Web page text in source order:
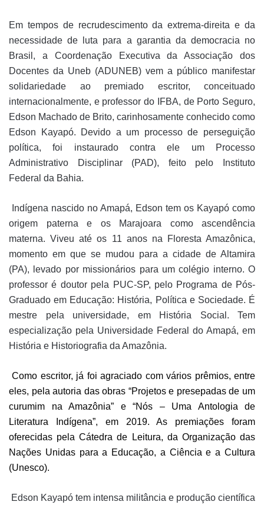
Em tempos de recrudescimento da extrema-direita e da
necessidade de luta para a garantia da democracia no
Brasil, a Coordenação Executiva da Associação dos
Docentes da Uneb (ADUNEB) vem a público manifestar
solidariedade ao premiado escritor, conceituado
internacionalmente, e professor do IFBA, de Porto Seguro,
Edson Machado de Brito, carinhosamente conhecido como
Edson Kayapó. Devido a um processo de perseguição
política, foi instaurado contra ele um Processo
Administrativo Disciplinar (PAD), feito pelo Instituto
Federal da Bahia.
Indígena nascido no Amapá, Edson tem os Kayapó como
origem paterna e os Marajoara como ascendência
materna. Viveu até os 11 anos na Floresta Amazônica,
momento em que se mudou para a cidade de Altamira
(PA), levado por missionários para um colégio interno. O
professor é doutor pela PUC-SP, pelo Programa de Pós-
Graduado em Educação: História, Política e Sociedade. É
mestre pela universidade, em História Social. Tem
especialização pela Universidade Federal do Amapá, em
História e Historiografia da Amazônia.
Como escritor, já foi agraciado com vários prêmios, entre
eles, pela autoria das obras “Projetos e presepadas de um
curumim na Amazônia” e “Nós – Uma Antologia de
Literatura Indígena”, em 2019. As premiações foram
oferecidas pela Cátedra de Leitura, da Organização das
Nações Unidas para a Educação, a Ciência e a Cultura
(Unesco).
Edson Kayapó tem intensa militância e produção científica